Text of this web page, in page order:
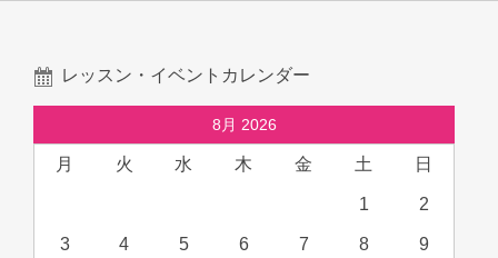
レッスン・イベントカレンダー
8月 2026
月 火 水 木 金 土 日
1 2
3 4 5 6 7 8 9